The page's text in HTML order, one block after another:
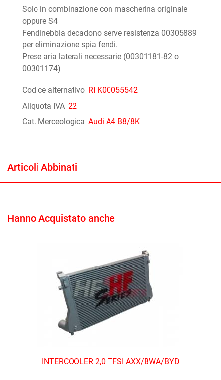
Solo in combinazione con mascherina originale
oppure S4
Fendinebbia decadono serve resistenza 00305889
per eliminazione spia fendi.
Prese aria laterali necessarie (00301181-82 o
00301174)
Codice alternativo RI K00055542
Aliquota IVA 22
Cat. Merceologica Audi A4 B8/8K
Articoli Abbinati
Hanno Acquistato anche
INTERCOOLER 2,0 TFSI AXX/BWA/BYD